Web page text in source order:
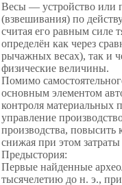
Весы — устройство или
(взвешивания) по
считая его равным силе
определён как через
рычажных весах), так и
физические величины.
Помимо
основным элементом
контроля материальных
управление
производства, повысить
снижая при этом
Предыстория:
Первые найденные
тысячелетию до н. э.,